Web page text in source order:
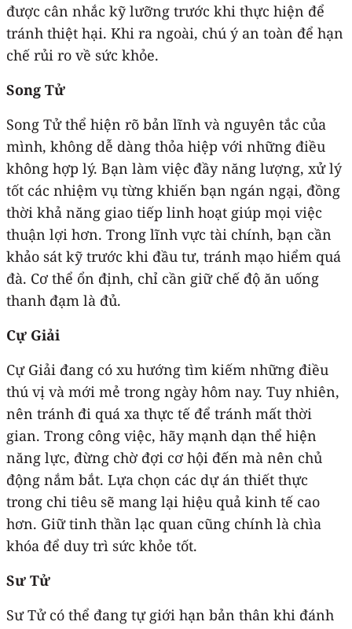
được cân nhắc kỹ lưỡng trước khi thực hiện để
tránh thiệt hại. Khi ra ngoài, chú ý an toàn để hạn
chế rủi ro về sức khỏe.
Song Tử
Song Tử thể hiện rõ bản lĩnh và nguyên tắc của
mình, không dễ dàng thỏa hiệp với những điều
không hợp lý. Bạn làm việc đầy năng lượng, xử lý
tốt các nhiệm vụ từng khiến bạn ngán ngại, đồng
thời khả năng giao tiếp linh hoạt giúp mọi việc
thuận lợi hơn. Trong lĩnh vực tài chính, bạn cần
khảo sát kỹ trước khi đầu tư, tránh mạo hiểm quá
đà. Cơ thể ổn định, chỉ cần giữ chế độ ăn uống
thanh đạm là đủ.
Cự Giải
Cự Giải đang có xu hướng tìm kiếm những điều
thú vị và mới mẻ trong ngày hôm nay. Tuy nhiên,
nên tránh đi quá xa thực tế để tránh mất thời
gian. Trong công việc, hãy mạnh dạn thể hiện
năng lực, đừng chờ đợi cơ hội đến mà nên chủ
động nắm bắt. Lựa chọn các dự án thiết thực
trong chi tiêu sẽ mang lại hiệu quả kinh tế cao
hơn. Giữ tinh thần lạc quan cũng chính là chìa
khóa để duy trì sức khỏe tốt.
Sư Tử
Sư Tử có thể đang tự giới hạn bản thân khi đánh